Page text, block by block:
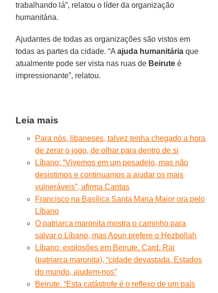
trabalhando lá”, relatou o líder da organização
humanitária.
Ajudantes de todas as organizações são vistos em
todas as partes da cidade. “Aajuda humanitária que
atualmente pode ser vista nas ruas de Beirute é
impressionante”, relatou.
Leia mais
Para nós, libaneses, talvez tenha chegado a hora
de zerar o jogo, de olhar para dentro de si
Líbano: “Vivemos em um pesadelo, mas não
desistimos e continuamos a ajudar os mais
vulneráveis”, afirma Caritas
Francisco na Basílica Santa Maria Maior ora pelo
Líbano
O patriarca maronita mostra o caminho para
salvar o Líbano, mas Aoun prefere o Hezbollah
Líbano: explosões em Beirute. Card. Rai
(patriarca maronita), “cidade devastada. Estados
do mundo, ajudem-nos”
Beirute. “Esta catástrofe é o reflexo de um país